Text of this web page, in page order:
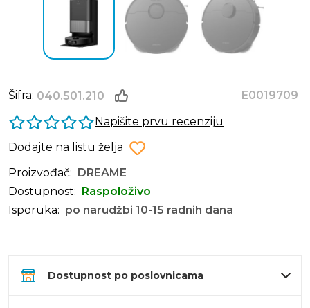
Šifra: 040.501.210
E0019709
Napišite prvu recenziju
Dodajte na listu želja
Proizvođač:
DREAME
Dostupnost:
Raspoloživo
Isporuka: po narudžbi 10-15 radnih dana
Dostupnost po poslovnicama